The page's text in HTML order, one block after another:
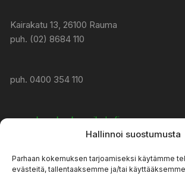
Hallinnoi suostumusta
Parhaan kokemuksen tarjoamiseksi käytämme
evästeitä, tallentaaksemme ja/tai
Kairakatu 13, 26100 Rauma
puh. (02) 8684 110
puh. 0400 354 110
www:konekeskusmikola.fi
asiakaspalvelu@konekeskusmikola.fi